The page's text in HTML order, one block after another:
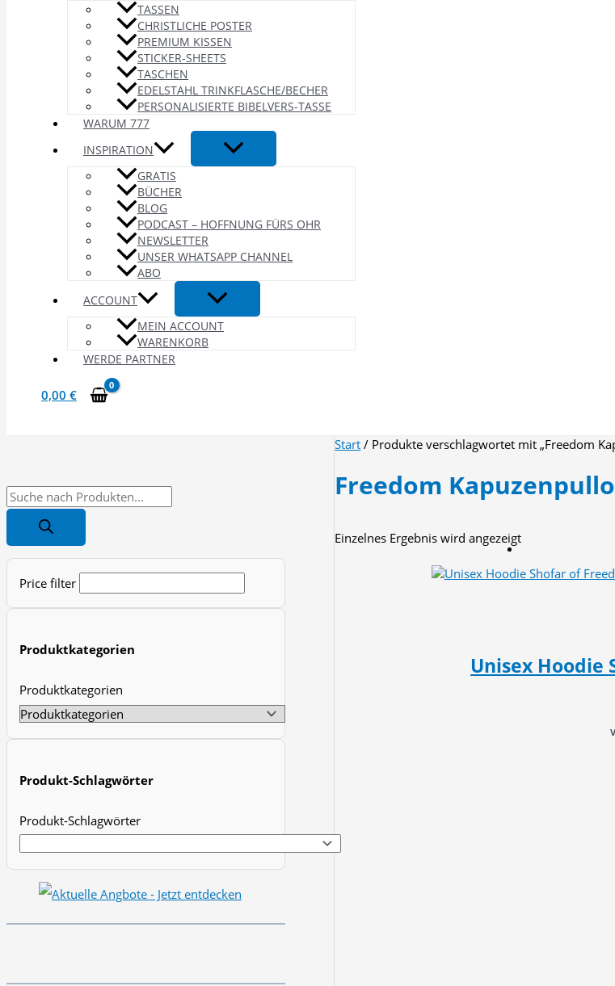
TASSEN
CHRISTLICHE POSTER
PREMIUM KISSEN
STICKER-SHEETS
TASCHEN
EDELSTAHL TRINKFLASCHE/BECHER
PERSONALISIERTE BIBELVERS-TASSE
WARUM 777
INSPIRATION
GRATIS
BÜCHER
BLOG
PODCAST – HOFFNUNG FÜRS OHR
NEWSLETTER
UNSER WHATSAPP CHANNEL
ABO
ACCOUNT
MEIN ACCOUNT
WARENKORB
WERDE PARTNER
0,00 €
P
o
c
a
Price filter
Produktkategorien
Produktkategorien
Produkt-Schlagwörter
Produkt-Schlagwörter
Start / Produkte verschlagwortet mit „Freedom
Freedom
Einzelnes Ergebnis wird angezeigt
Unisex Hoodie